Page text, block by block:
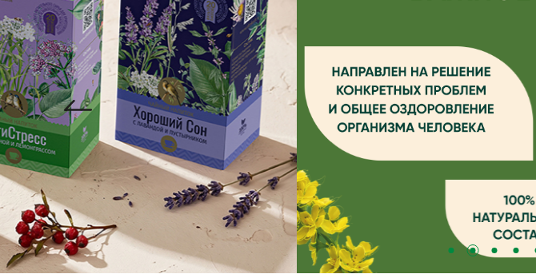
НОВИНКИ! Травяные чаи
Специальные предложения
БАД Фиточай «Алтай»
Чаи детские травяные «Фитоша»
Коллекция черного и зеленого чая с алтайскими травами «Чай Алтай»
Чайные напитки «Алтай»